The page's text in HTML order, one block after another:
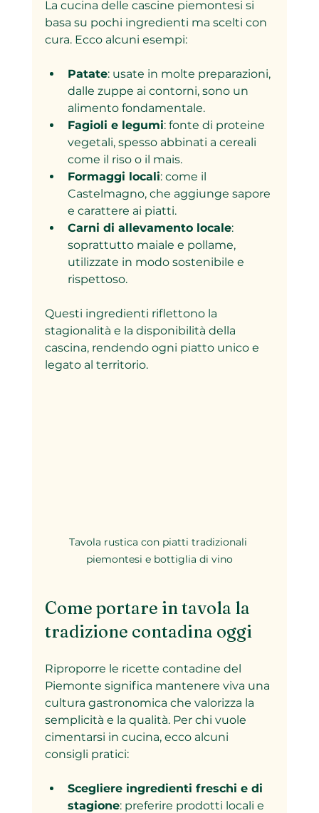
La cucina delle cascine piemontesi si
basa su pochi ingredienti ma scelti con
cura. Ecco alcuni esempi:
Patate: usate in molte preparazioni,
dalle zuppe ai contorni, sono un
alimento fondamentale.
Fagioli e legumi: fonte di proteine
vegetali, spesso abbinati a cereali
come il riso o il mais.
Formaggi locali: come il
Castelmagno, che aggiunge sapore
e carattere ai piatti.
Carni di allevamento locale:
soprattutto maiale e pollame,
utilizzate in modo sostenibile e
rispettoso.
Questi ingredienti riflettono la
stagionalità e la disponibilità della
cascina, rendendo ogni piatto unico e
legato al territorio.
Tavola rustica con piatti tradizionali
piemontesi e bottiglia di vino
Come portare in tavola la
tradizione contadina oggi
Riproporre le ricette contadine del
Piemonte significa mantenere viva una
cultura gastronomica che valorizza la
semplicità e la qualità. Per chi vuole
cimentarsi in cucina, ecco alcuni
consigli pratici:
Scegliere ingredienti freschi e di
stagione: preferire prodotti locali e